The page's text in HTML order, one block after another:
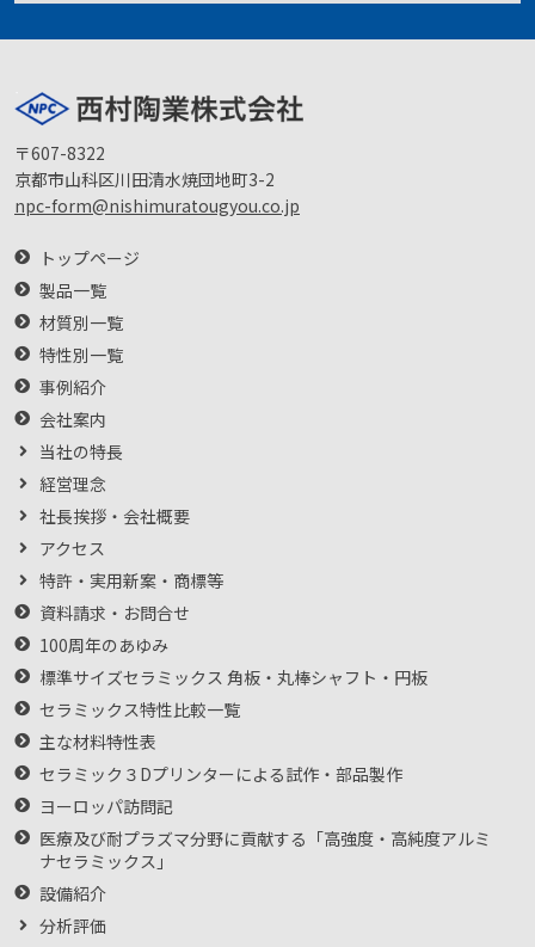
〒607-8322
京都市山科区川田清水焼団地町3-2
npc-form@nishimuratougyou.co.jp
トップページ
製品一覧
材質別一覧
特性別一覧
事例紹介
会社案内
当社の特長
経営理念
社長挨拶・会社概要
アクセス
特許・実用新案・商標等
資料請求・お問合せ
100周年のあゆみ
標準サイズセラミックス 角板・丸棒シャフト・円板
セラミックス特性比較一覧
主な材料特性表
セラミック３Dプリンターによる試作・部品製作
ヨーロッパ訪問記
医療及び耐プラズマ分野に貢献する「高強度・高純度アルミ
ナセラミックス」
設備紹介
分析評価